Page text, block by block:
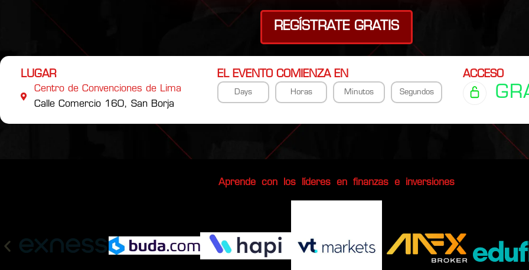
REGÍSTRATE GRATIS
LUGAR
Centro de Convenciones de Lima
Calle Comercio 160, San Borja
EL EVENTO COMIENZA EN
Days Horas Minutos Segundos
ACCESO
Aprende con los líderes en finanzas e inversiones